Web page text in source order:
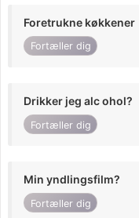
Foretrukne køkkener
Fortæller dig
Drikker jeg alc ohol?
Fortæller dig
Min yndlingsfilm?
Fortæller dig